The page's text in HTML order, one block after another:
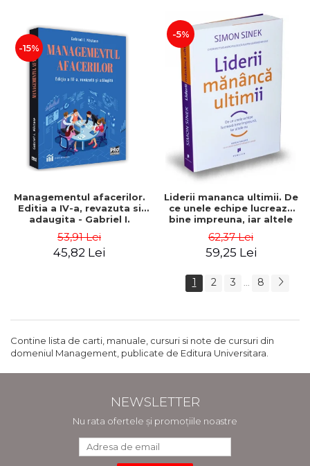
-15%
Managementul afacerilor.
Editia a IV-a, revazuta si
adaugita - Gabriel I.
53,91 Lei
45,82 Lei
-5%
Liderii mananca ultimii. De
ce unele echipe lucreaza
bine impreuna, iar altele
Sinek
62,37 Lei
59,25 Lei
1 2 3 ... 8
Contine lista de carti, manuale, cursuri si note de cursuri din
domeniul Management, publicate de Editura Universitara.
NEWSLETTER
Nu rata ofertele și promoțiile noastre